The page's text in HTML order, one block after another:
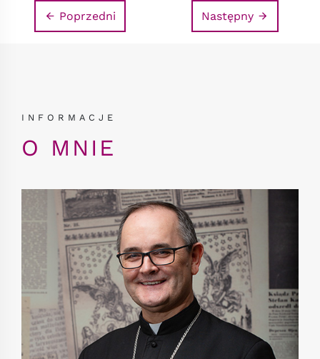
Poprzedni Następny
INFORMACJE
O MNIE